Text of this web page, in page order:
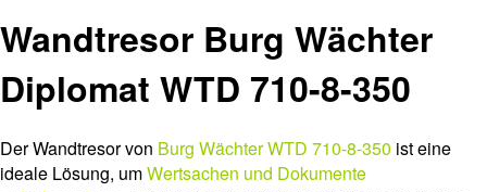
Wandtresor Burg Wächter
Diplomat WTD 710-8-350
Der Wandtresor von Burg Wächter WTD 710-8-350 ist eine
ideale Lösung, umWertsachen und Dokumente